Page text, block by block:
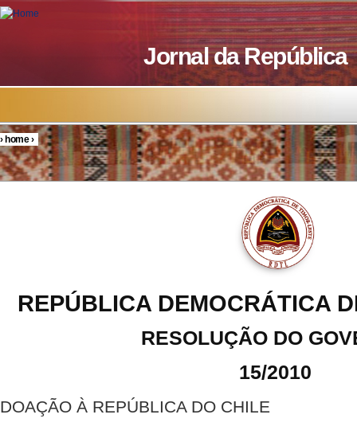
Skip to main content
Jornal da República
You are here
›home›
REPÚBLICA DEMOCRÁTICA
RESOLUÇÃO DO
15/2010
DOAÇÃO À REPÚBLICA DO CHILE